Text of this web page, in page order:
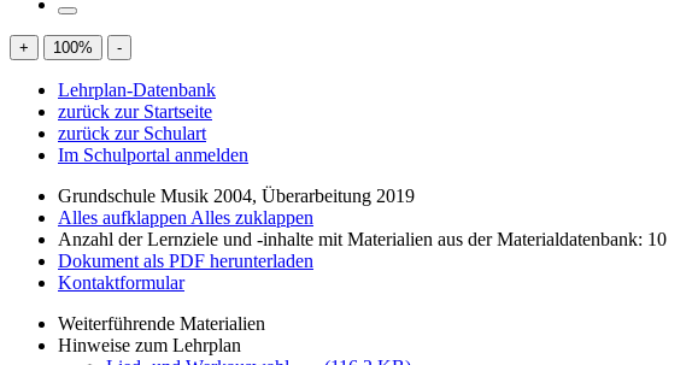
+ 100% -
Lehrplan-Datenbank
zurück zur Startseite
zurück zur Schulart
Im Schulportal anmelden
Grundschule Musik 2004, Überarbeitung 2019
Alles aufklappen Alles zuklappen
Anzahl der Lernziele und -inhalte mit Materialien aus der Materialdatenbank: 10
Dokument als PDF herunterladen
Kontaktformular
Weiterführende Materialien
Hinweise zum Lehrplan